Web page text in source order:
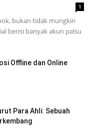
1
bukan tidak mungkin
berisi banyak akun palsu
Offline dan Online
Para Ahli: Sebuah